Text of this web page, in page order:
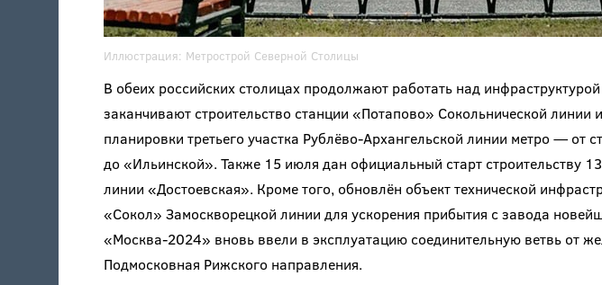
Иллюстрация: Метрострой Северной Столицы
В обеих российских столицах продолжают работать над
заканчивают строительство станции «Потапово» Сокольнической линии
планировки третьего участка Рублёво-Архангельской линии метро — от
до «Ильинской». Также 15 июля дан официальный старт строительству
линии «Достоевская». Кроме того, обновлён объект технической
«Сокол» Замоскворецкой линии для ускорения прибытия с завода
«Москва-2024» вновь ввели в эксплуатацию соединительную ветвь от
Подмосковная Рижского направления.